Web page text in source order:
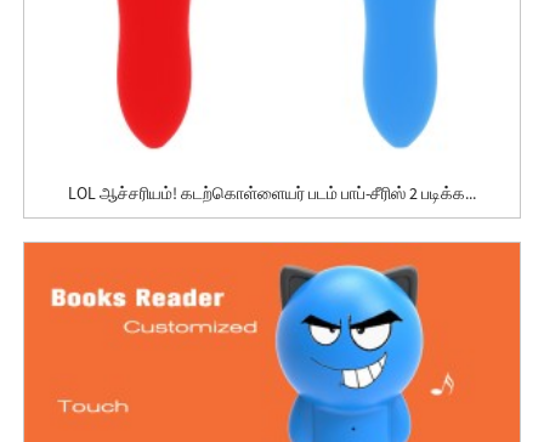
LOL ஆச்சரியம்! கடற்கொள்ளையர் படம் பாப்-சீரிஸ் 2 படிக்க...